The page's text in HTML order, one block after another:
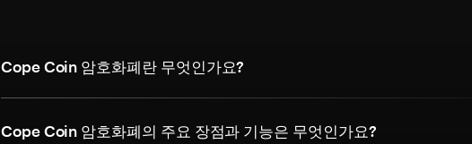
Cope Coin 암호화폐란 무엇인가요?
Cope Coin 암호화폐의 주요 장점과 기능은 무엇인가요?